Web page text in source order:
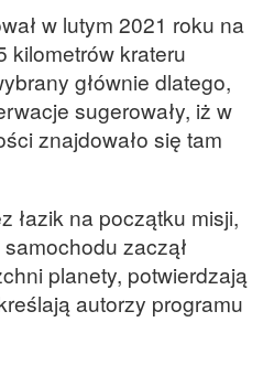
w lutym 2021 roku na
kilometrów krateru
głównie dlatego,
sugerowały, iż w
znajdowało się tam
łazik na początku misji,
zaczął
planety, potwierdzają
autorzy programu